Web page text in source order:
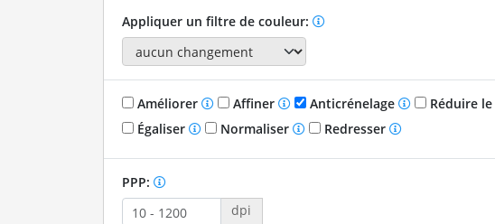
Appliquer un filtre de couleur:
Améliorer Affiner Anticrénelage
Réduire
Égaliser
Normaliser Redresser
PPP:
dpi